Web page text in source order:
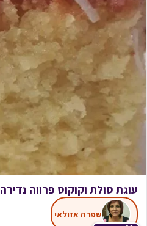
עוגת סולת וקוקוס פרווה נדירה
שפרה אזולאי